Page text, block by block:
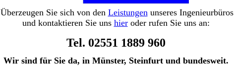
Überzeugen Sie sich von den Leistungenunseres Ingenieurbüros
und kontaktieren Sie uns hieroder rufen Sie uns an:
Tel. 02551 1889 960
Wir sind für Sie da, in Münster, Steinfurt und bundesweit.